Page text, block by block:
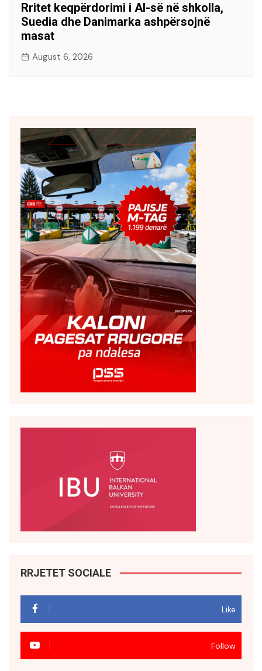
Rritet keqpërdorimi i AI-së në shkolla,
Suedia dhe Danimarka ashpërsojnë
masat
August 6, 2026
RRJETET SOCIALE
Like
Follow